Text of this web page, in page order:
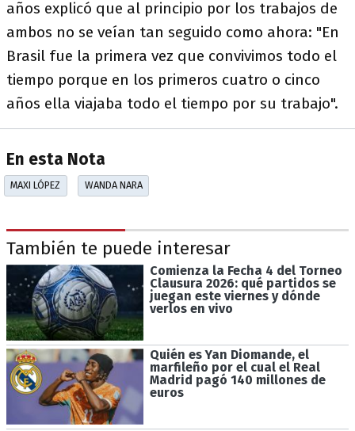
años explicó que al principio por los trabajos de
ambos no se veían tan seguido como ahora: "En
Brasil fue la primera vez que convivimos todo el
tiempo porque en los primeros cuatro o cinco
años ella viajaba todo el tiempo por su trabajo".
En esta Nota
MAXI LÓPEZ WANDA NARA
También te puede interesar
Comienza la Fecha 4 del Torneo
Clausura 2026: qué partidos se
juegan este viernes y dónde
verlos en vivo
Quién es Yan Diomande, el
marfileño por el cual el Real
Madrid pagó 140 millones de
euros